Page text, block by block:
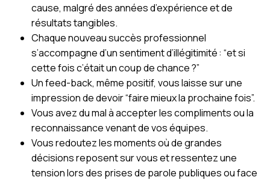
cause, malgré des années d’expérience et de
résultats tangibles.
Chaque nouveau succès professionnel
s’accompagne d’un sentiment d’illégitimité : “et si
cette fois c’était un coup de chance ?”
Un feed-back, même positif, vous laisse sur une
impression de devoir “faire mieux la prochaine fois”.
Vous avez du mal à accepter les compliments ou la
reconnaissance venant de vos équipes.
Vous redoutez les moments où de grandes
décisions reposent sur vous et ressentez une
tension lors des prises de parole publiques ou face